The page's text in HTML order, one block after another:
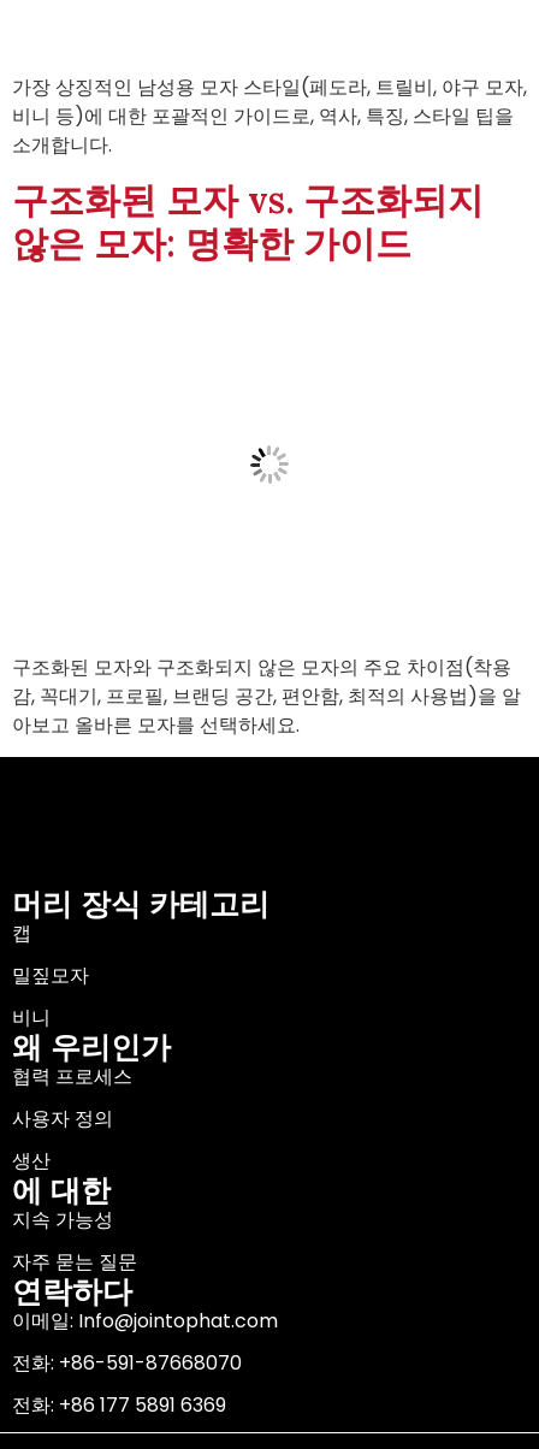
가장 상징적인 남성용 모자 스타일(페도라, 트릴비, 야구 모자,
비니 등)에 대한 포괄적인 가이드로, 역사, 특징, 스타일 팁을
소개합니다.
구조화된 모자 vs. 구조화되지
않은 모자: 명확한 가이드
구조화된 모자와 구조화되지 않은 모자의 주요 차이점(착용
감, 꼭대기, 프로필, 브랜딩 공간, 편안함, 최적의 사용법)을 알
아보고 올바른 모자를 선택하세요.
머리 장식 카테고리
캡
밀짚모자
비니
왜 우리인가
협력 프로세스
사용자 정의
생산
에 대한
지속 가능성
자주 묻는 질문
연락하다
이메일: Info@jointophat.com
전화: +86-591-87668070
전화: +86 177 5891 6369